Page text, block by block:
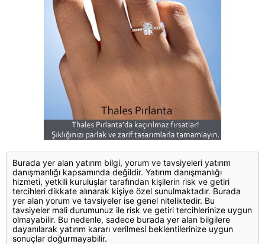
Burada yer alan yatırım bilgi, yorum ve tavsiyeleri yatırım
danışmanlığı kapsamında değildir. Yatırım danışmanlığı
hizmeti, yetkili kuruluşlar tarafından kişilerin risk ve getiri
tercihleri dikkate alınarak kişiye özel sunulmaktadır. Burada
yer alan yorum ve tavsiyeler ise genel niteliktedir. Bu
tavsiyeler mali durumunuz ile risk ve getiri tercihlerinize uygun
olmayabilir. Bu nedenle, sadece burada yer alan bilgilere
dayanılarak yatırım kararı verilmesi beklentilerinize uygun
sonuçlar doğurmayabilir.